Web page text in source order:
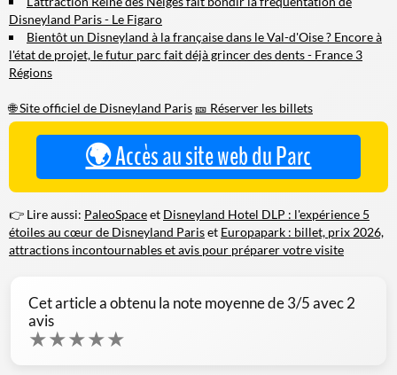
Disneyland Paris - Le Figaro
Bientôt un Disneyland à la française dans le Val-d'Oise ? Encore à
l'état de projet, le futur parc fait déjà grincer des dents - France 3
Régions
🌐 Site officiel de Disneyland Paris🎫 Réserver les billets
🌍 Accès au site web du Parc
👉 Lire aussi: PaleoSpaceet Disneyland Hotel DLP : l'expérience 5
étoiles au cœur de Disneyland Pariset Europapark : billet, prix 2026,
attractions incontournables et avis pour préparer votre visite
Cet article a obtenu la note moyenne de3/5 avec2
avis
★★★★★